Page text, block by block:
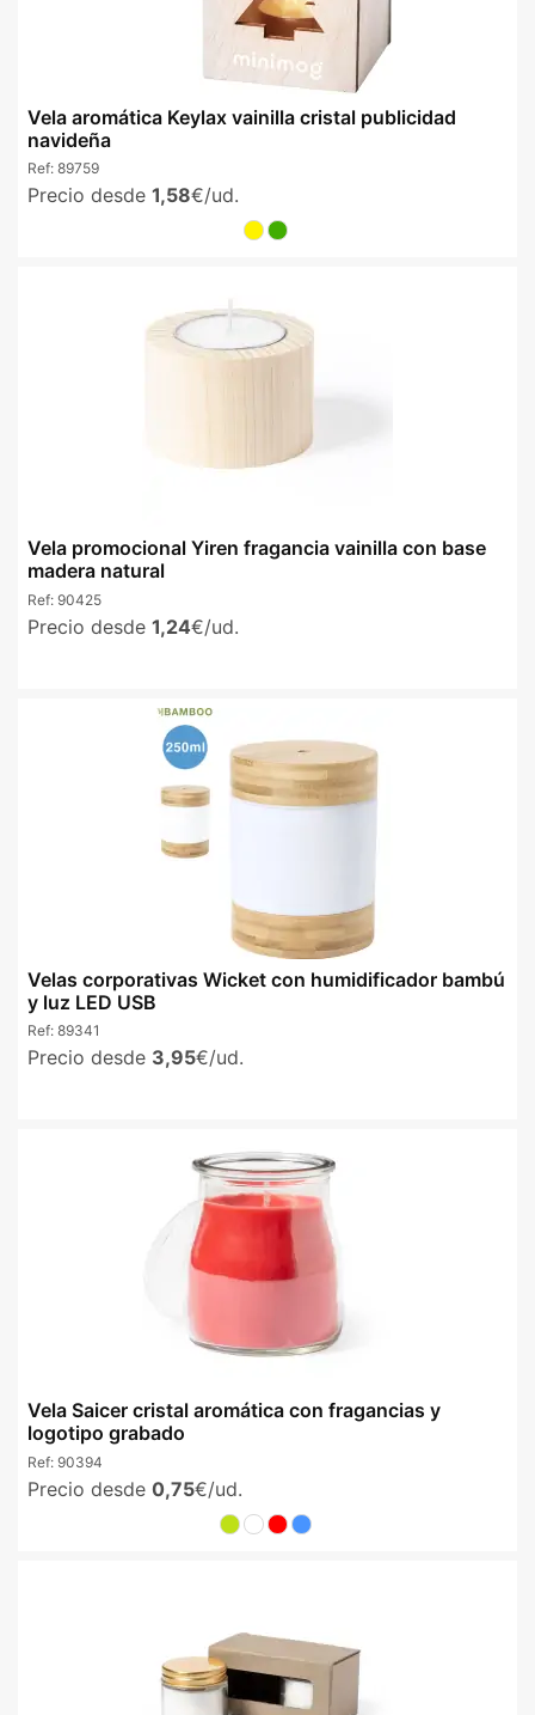
Vela aromática Keylax vainilla cristal publicidad
navideña
Ref: 89759
Precio desde 1,58€/ud.
Vela promocional Yiren fragancia vainilla con base
madera natural
Ref: 90425
Precio desde 1,24€/ud.
Velas corporativas Wicket con humidificador bambú
y luz LED USB
Ref: 89341
Precio desde 3,95€/ud.
Vela Saicer cristal aromática con fragancias y
logotipo grabado
Ref: 90394
Precio desde 0,75€/ud.